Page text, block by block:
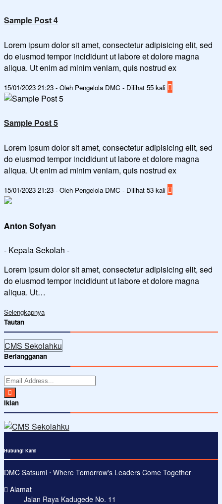
Sample Post 4
Lorem ipsum dolor sit amet, consectetur adipisicing elit, sed
do eiusmod tempor incididunt ut labore et dolore magna
aliqua. Ut enim ad minim veniam, quis nostrud ex
15/01/2023 21:23 - Oleh Pengelola DMC - Dilihat 55 kali
Sample Post 5
Lorem ipsum dolor sit amet, consectetur adipisicing elit, sed
do eiusmod tempor incididunt ut labore et dolore magna
aliqua. Ut enim ad minim veniam, quis nostrud ex
15/01/2023 21:23 - Oleh Pengelola DMC - Dilihat 53 kali
Anton Sofyan
- Kepala Sekolah -
Lorem ipsum dolor sit amet, consectetur adipisicing elit, sed
do eiusmod tempor incididunt ut labore et dolore magna
aliqua. Ut…
Selengkapnya
Tautan
CMS Sekolahku
Berlangganan
Iklan
Hubungi Kami
DMC Satsumi ⋅ Where Tomorrow's Leaders Come Together
Alamat
Jalan Raya Kadugede No. 11